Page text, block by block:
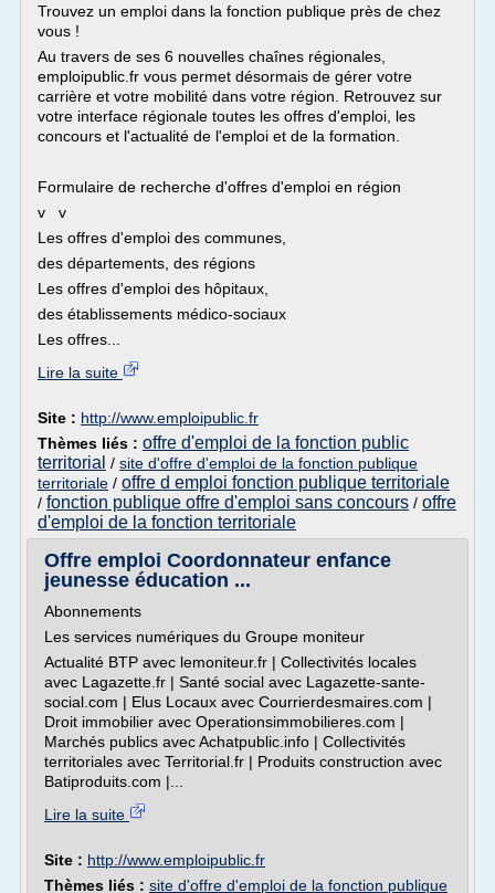
Trouvez un emploi dans la fonction publique près de chez
vous !
Au travers de ses 6 nouvelles chaînes régionales,
emploipublic.fr vous permet désormais de gérer votre
carrière et votre mobilité dans votre région. Retrouvez sur
votre interface régionale toutes les offres d'emploi, les
concours et l'actualité de l'emploi et de la formation.
Formulaire de recherche d'offres d'emploi en région
v v
Les offres d'emploi des communes,
des départements, des régions
Les offres d'emploi des hôpitaux,
des établissements médico-sociaux
Les offres...
Lire la suite
Site : http://www.emploipublic.fr
Thèmes liés : offre d'emploi de la fonction public
territorial / site d'offre d'emploi de la fonction publique
territoriale / offre d emploi fonction publique territoriale
/ fonction publique offre d'emploi sans concours / offre
d'emploi de la fonction territoriale
Offre emploi Coordonnateur enfance
jeunesse éducation ...
Abonnements
Les services numériques du Groupe moniteur
Actualité BTP avec lemoniteur.fr | Collectivités locales
avec Lagazette.fr | Santé social avec Lagazette-sante-
social.com | Elus Locaux avec Courrierdesmaires.com |
Droit immobilier avec Operationsimmobilieres.com |
Marchés publics avec Achatpublic.info | Collectivités
territoriales avec Territorial.fr | Produits construction avec
Batiproduits.com |...
Lire la suite
Site : http://www.emploipublic.fr
Thèmes liés : site d'offre d'emploi de la fonction publique